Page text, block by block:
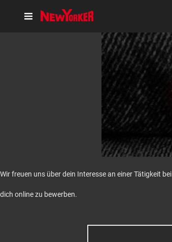
Wir freuen uns über dein Interesse an einer Tätigkeit
dich online zu bewerben.